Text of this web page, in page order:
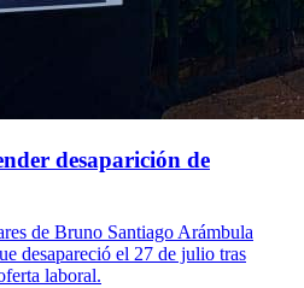
desaparición de
de Bruno Santiago Arámbula
desapareció el 27 de julio tras
laboral.